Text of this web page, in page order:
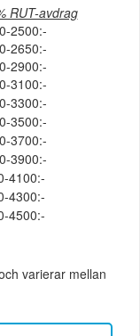
RUT-avdrag
2500:-
2650:-
2900:-
3100:-
3300:-
3500:-
3700:-
3900:-
4100:-
4300:-
4500:-
varierar mellan